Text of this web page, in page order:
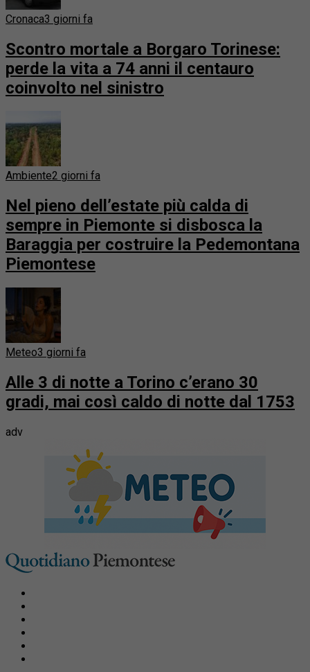
Cronaca3 giorni fa
Scontro mortale a Borgaro Torinese:
perde la vita a 74 anni il centauro
coinvolto nel sinistro
Ambiente2 giorni fa
Nel pieno dell’estate più calda di
sempre in Piemonte si disbosca la
Baraggia per costruire la Pedemontana
Piemontese
Meteo3 giorni fa
Alle 3 di notte a Torino c’erano 30
gradi, mai così caldo di notte dal 1753
adv